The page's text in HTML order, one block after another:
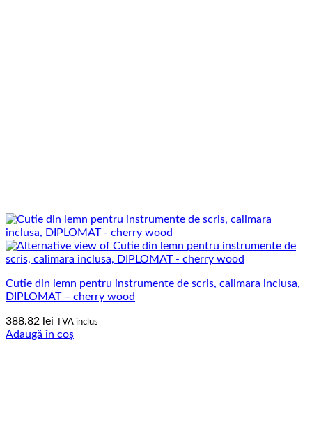
Cutie din lemn pentru instrumente de scris, calimara inclusa,
DIPLOMAT – cherry wood
388.82 lei TVA inclus
Adaugă în coș